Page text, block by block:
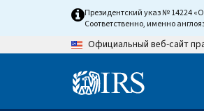
content
Президентский указ № 14224
Соответственно, именно
Официальный веб-сайт